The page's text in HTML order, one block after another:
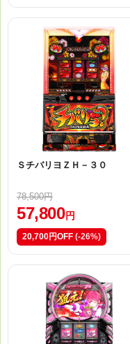
ＳチバリヨＺＨ－３０
78,500円
57,800 円
20,700円OFF (-26%)